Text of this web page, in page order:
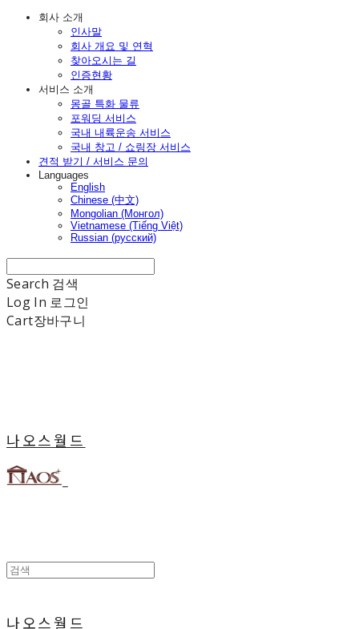
회사 소개
인사말
회사 개요 및 연혁
찾아오시는 길
인증현황
서비스 소개
몽골 특화 물류
포워딩 서비스
국내 내륙운송 서비스
국내 창고 / 쇼링장 서비스
견적 받기 / 서비스 문의
Languages
English
Chinese (中文)
Mongolian (Монгол)
Vietnamese (Tiếng Việt)
Russian (русский)
Search 검색
Log In 로그인
Cart장바구니
나오스월드
나오스월드